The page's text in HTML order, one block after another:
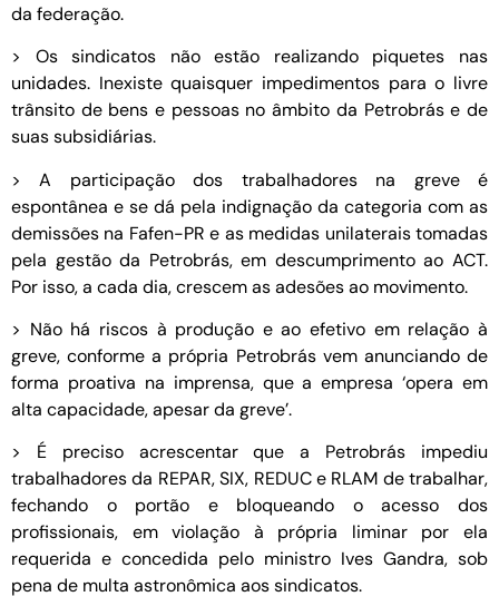
da federação.
> Os sindicatos não estão realizando piquetes nas
unidades. Inexiste quaisquer impedimentos para o livre
trânsito de bens e pessoas no âmbito da Petrobrás e de
suas subsidiárias.
> A participação dos trabalhadores na greve é
espontânea e se dá pela indignação da categoria com as
demissões na Fafen-PR e as medidas unilaterais tomadas
pela gestão da Petrobrás, em descumprimento ao ACT.
Por isso, a cada dia, crescem as adesões ao movimento.
> Não há riscos à produção e ao efetivo em relação à
greve, conforme a própria Petrobrás vem anunciando de
forma proativa na imprensa, que a empresa ‘opera em
alta capacidade, apesar da greve’.
> É preciso acrescentar que a Petrobrás impediu
trabalhadores da REPAR, SIX, REDUC e RLAM de trabalhar,
fechando o portão e bloqueando o acesso dos
profissionais, em violação à própria liminar por ela
requerida e concedida pelo ministro Ives Gandra, sob
pena de multa astronômica aos sindicatos.